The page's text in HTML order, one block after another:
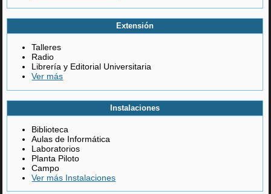
Extensión
Talleres
Radio
Librería y Editorial Universitaria
Ver más
Instalaciones
Biblioteca
Aulas de Informática
Laboratorios
Planta Piloto
Campo
Ver más Instalaciones